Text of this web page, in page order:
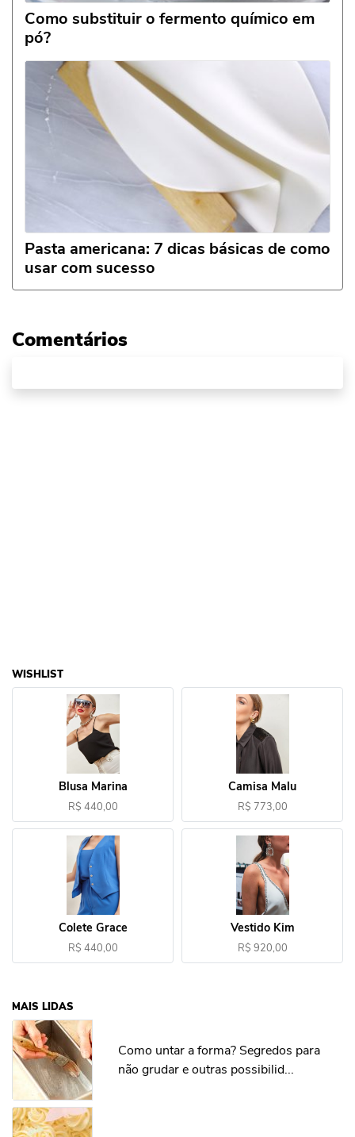
Como substituir o fermento químico em
pó?
Pasta americana: 7 dicas básicas de como
usar com sucesso
Comentários
WISHLIST
Blusa Marina
R$ 440,00
Camisa Malu
R$ 773,00
Colete Grace
R$ 440,00
Vestido Kim
R$ 920,00
MAIS LIDAS
Como untar a forma? Segredos para
não grudar e outras possibilid...